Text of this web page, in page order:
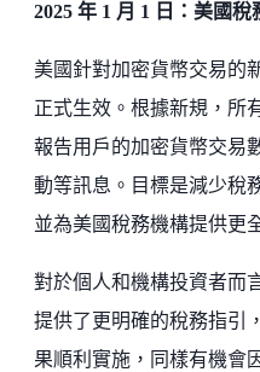
2025 年 1 月 1 日：美國
美國針對加密貨幣交易的
正式生效。根據新規，所
報告用戶的加密貨幣交易
動等訊息。目標是減少稅
並為美國稅務機構提供更
對於個人和機構投資者而
提供了更明確的稅務指引
果順利實施，同樣有機會